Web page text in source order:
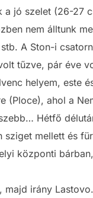
a jó szelet (26-
nem álltunk
A Ston-i
tűzve, pár éve
helyem, este
(Ploce), ahol a
Hétfő
mellett és
központi
majd irány